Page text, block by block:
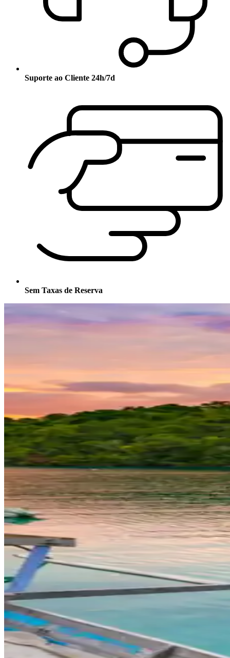
Suporte ao Cliente 24h/7d
Sem Taxas de Reserva